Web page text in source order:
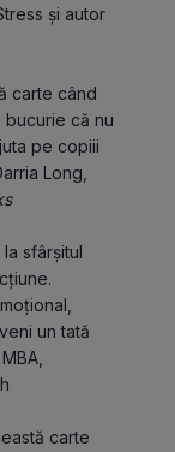
și autor
carte când
bucurie că nu
pe copiii
Long,
sfârșitul
un tată
carte